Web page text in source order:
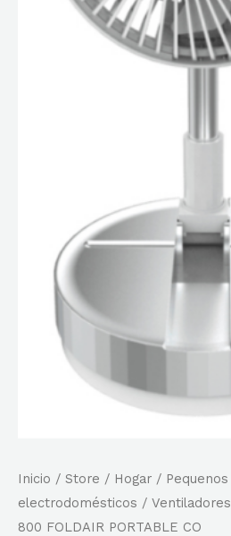
Inicio / Store / Hogar / Pequenos
electrodomésticos / Ventiladores
800 FOLDAIR PORTABLE CO